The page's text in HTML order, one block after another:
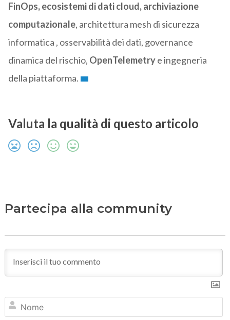
FinOps, ecosistemi di dati cloud, archiviazione
computazionale, architettura mesh di sicurezza
informatica , osservabilità dei dati, governance
dinamica del rischio, OpenTelemetrye ingegneria
della piattaforma.
Valuta la qualità di questo articolo
Partecipa alla community